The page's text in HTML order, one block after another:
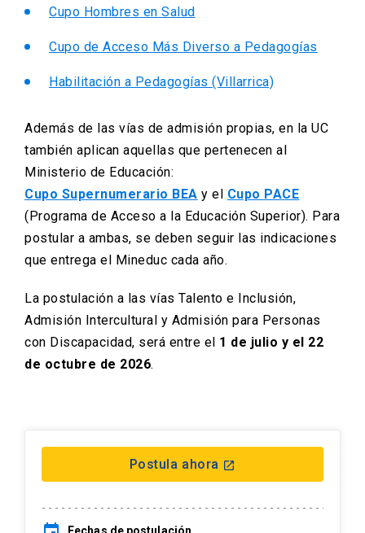
Cupo Hombres en Salud
Cupo de Acceso Más Diverso a Pedagogías
Habilitación a Pedagogías (Villarrica)
Además de las vías de admisión propias, en la UC
también aplican aquellas que pertenecen al
Ministerio de Educación:
Cupo Supernumerario BEA y el Cupo PACE
(Programa de Acceso a la Educación Superior). Para
postular a ambas, se deben seguir las indicaciones
que entrega el Mineduc cada año.
La postulación a las vías Talento e Inclusión,
Admisión Intercultural y Admisión para Personas
con Discapacidad, será entre el 1 de julio y el 22
de octubre de 2026.
Postula ahora launch